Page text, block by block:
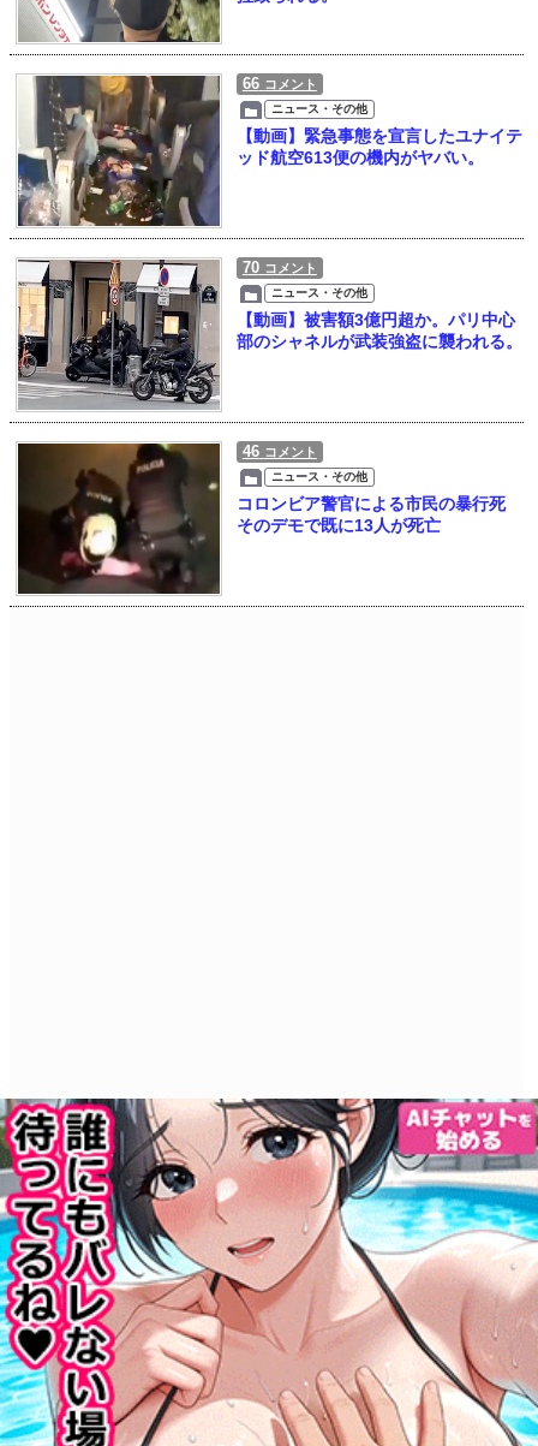
66 コメント
ニュース・その他
【動画】緊急事態を宣言したユナイテ
ッド航空613便の機内がヤバい。
70 コメント
ニュース・その他
【動画】被害額3億円超か。パリ中心
部のシャネルが武装強盗に襲われる。
46 コメント
ニュース・その他
コロンビア警官による市民の暴行死
そのデモで既に13人が死亡